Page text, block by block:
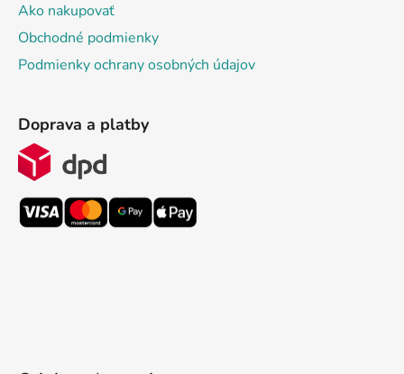
Ako nakupovať
Obchodné podmienky
Podmienky ochrany osobných údajov
Doprava a platby